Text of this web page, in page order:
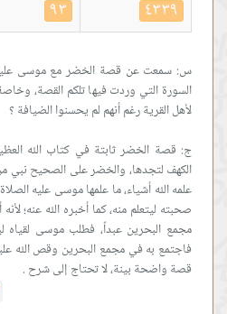
٤٣٣٩ ٩٣
س: سمعت عن قصة الخضر مع موسى عليه
السورة التي وردت فيها تلكم القصة،
ج: قصة الخضر ثابتة في كتاب الله
الكهف لتجدها، والخضر على الصحيح نبي
علمه الله أشياء، ما علمها موسى عليه
صحبته ليتعلم منه، كما أخبره الله عنه؛
مجمع البحرين عبداً، فطلب موسى لقياه
فاجتمع به في مجمع البحرين وقص الله
قصة واضحة بينة، لا تحتاج إلى شرح .